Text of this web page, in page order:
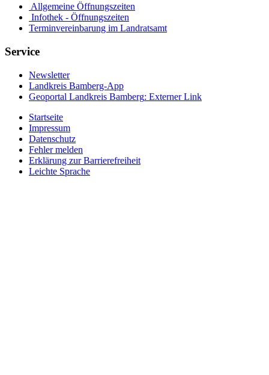
Allgemeine Öffnungszeiten
Infothek - Öffnungszeiten
Terminvereinbarung im Landratsamt
Service
Newsletter
Landkreis Bamberg-App
Geoportal Landkreis Bamberg: Externer Link
Startseite
Impressum
Datenschutz
Fehler melden
Erklärung zur Barrierefreiheit
Leichte Sprache